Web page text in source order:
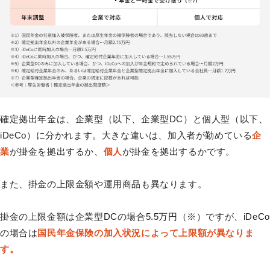
確定拠出年金は、企業型（以下、企業型DC）と個人型（以下、
iDeCo）に分かれます。大きな違いは、加入者が勤めている企
業が掛金を拠出するか、 個人 が掛金を拠出するかです。
また、掛金の上限金額や運用商品も異なります。
掛金の上限金額は企業型DCの場合5.5万円（※）ですが、iDeCo
の場合は国民年金保険の加入状況によって上限額が異なりま
す。